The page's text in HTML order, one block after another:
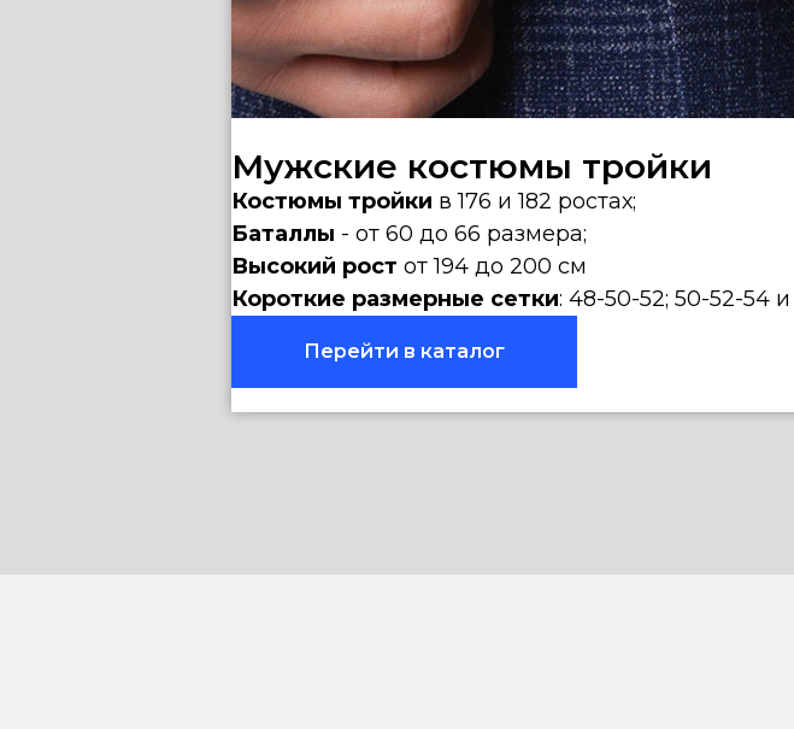
Мужские костюмы тройки
Костюмы тройки в 176 и 182 ростах;
Баталлы - от 60 до 66 размера;
Высокий рост от 194 до 200 см
Короткие размерные сетки: 48-50-52; 50-52-54
Перейти в каталог